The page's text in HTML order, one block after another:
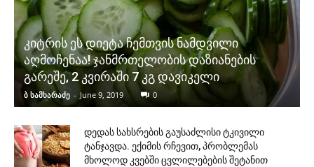
კიტრის ეს დიეტა ჩემთვის ნამდვილი
აღმოჩენაა! ჯანმრთელობის დაზიანების
გარეშე, 2 კვირაში 7 კგ დავიკელი
ბ სამხარაძე - June 9, 2019 0
დედას სახსრების გაუსაძლისი ტკივილი
ტანჯავდა. ექიმის რჩევით, პრობლემას
მხოლოდ კვებში ცვლილებების შეტანით